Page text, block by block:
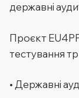
державні
Проєкт
тестування
• Державні